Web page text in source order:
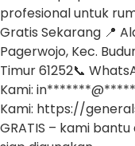
profesional untuk
Gratis Sekarang 📍
Pagerwojo, Kec.
Timur 61252📞
Kami:
Kami: https://
GRATIS – kami